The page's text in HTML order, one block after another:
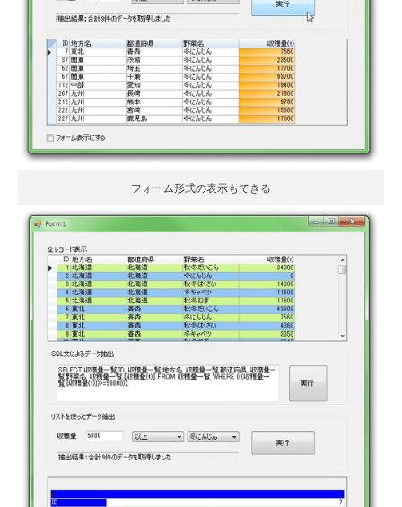
フォーム形式の表示もできる